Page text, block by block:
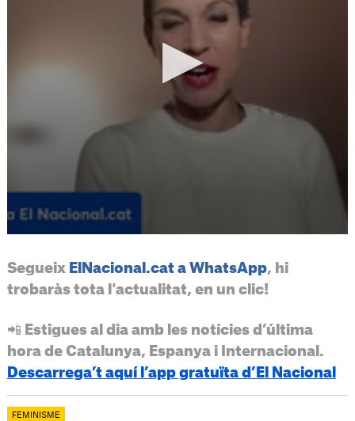
Segueix ElNacional.cat a WhatsApp, hi
trobaràs tota l'actualitat, en un clic!
📲 Estigues al dia amb les notícies d’última
hora de Catalunya, Espanya i Internacional.
Descarrega’t aquí l’app gratuïta d’El Nacional
FEMINISME